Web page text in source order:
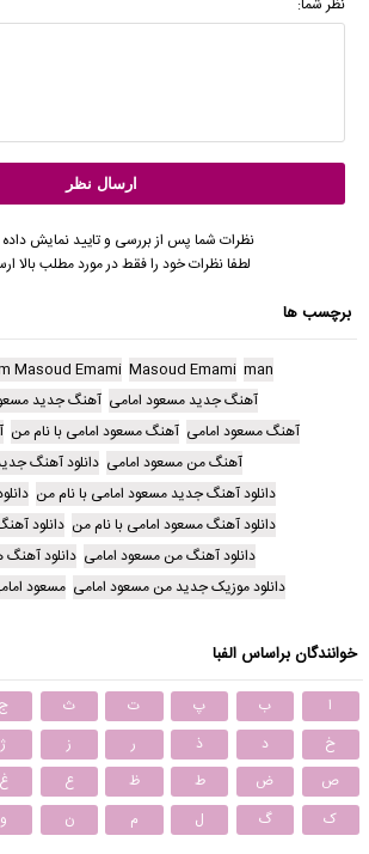
نظرات شما پس از بررسی و تایید نمایش
لطفا نظرات خود را فقط در مورد مطلب بالا
برچسب ها
man
Masoud Emami
Masoud Emami
آهنگ جدید مسعود امامی آهنگ جدید
آهنگ مسعود امامی آهنگ مسعود امامی با نام من
آهنگ من مسعود امامی دانلود آهنگ
دانلود آهنگ جدید مسعود امامی با نام من
دانلود آهنگ مسعود امامی با نام من دانلود
دانلود آهنگ من مسعود امامی دانلود
دانلود موزیک جدید من مسعود امامی مسعود
خوانندگان براساس الفبا
ا ب پ ت ث ج
خ
د ذ ر ز ژ
ص
ض ط ظ ع غ
ک
گ ل م ن و